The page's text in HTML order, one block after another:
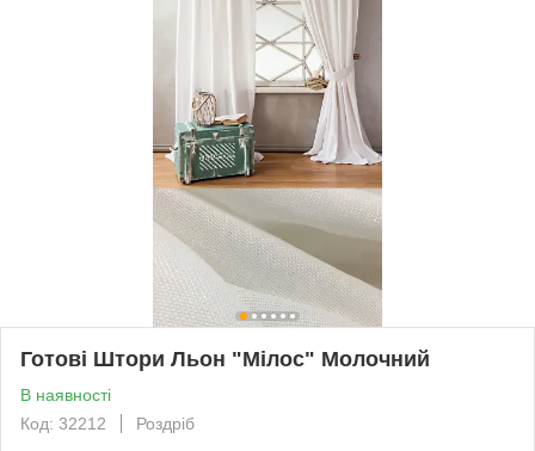
Готові Штори Льон "Мілос" Молочний
В наявності
Код: 32212
Роздріб